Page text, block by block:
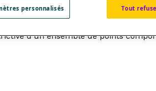
, etc. Il s'agit d'une
d'un ensemble de points
Tout
personnalisés